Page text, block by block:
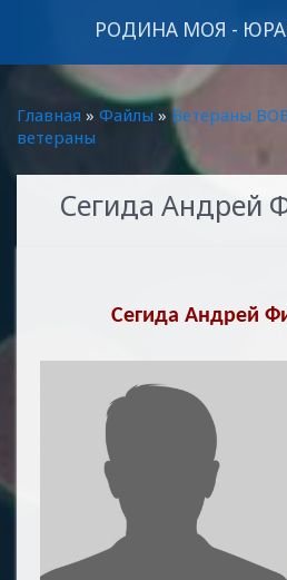
РОДИНА МОЯ -
Главная » Файлы » Ветераны
ветераны
Сегида Андрей
Сегида Андрей